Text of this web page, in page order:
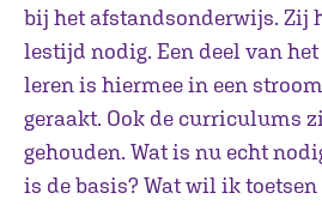
bij het afstandsonderwijs. Zij
lestijd nodig. Een deel van
leren is hiermee in een
geraakt. Ook de curriculums
gehouden. Wat is nu echt
is de basis? Wat wil ik toetsen